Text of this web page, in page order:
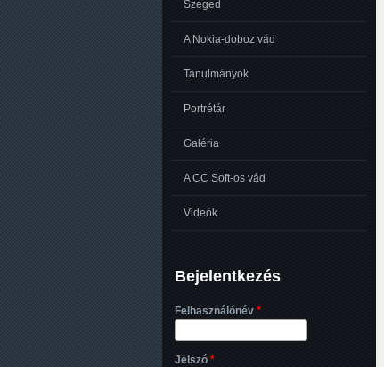
Szeged
A Nokia-doboz vád
Tanulmányok
Portrétár
Galéria
A CC Soft-os vád
Videók
Bejelentkezés
Felhasználónév *
Jelszó *